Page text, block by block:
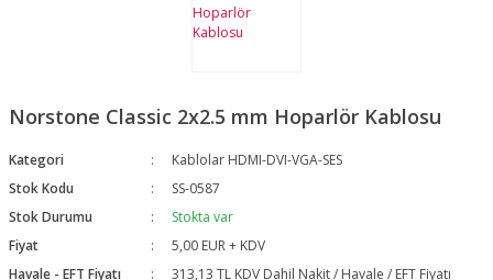
Norstone Classic 2x2.5 mm Hoparlör Kablosu
Kategori
Kablolar HDMI-DVI-VGA-SES
Stok Kodu
SS-0587
Stok Durumu
Stokta var
Fiyat
5,00 EUR + KDV
Havale - EFT Fiyatı
313,13 TL KDV Dahil Nakit / Havale / EFT Fiyatı